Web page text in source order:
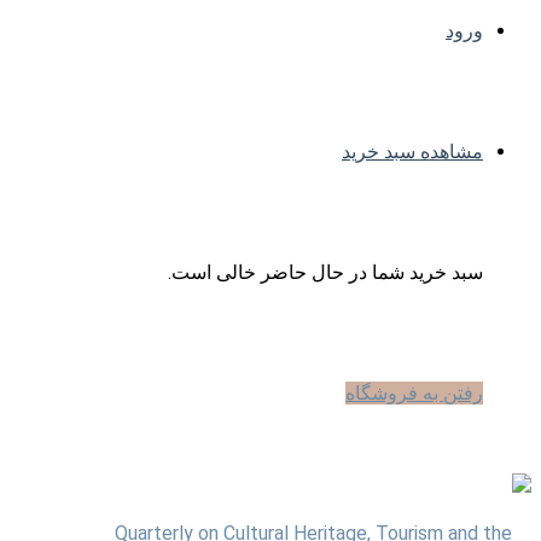
ورود
مشاهده سبد خرید
سبد خرید شما در حال حاضر خالی است.
رفتن به فروشگاه